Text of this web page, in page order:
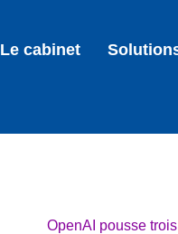
Le cabinet
OpenAI pousse